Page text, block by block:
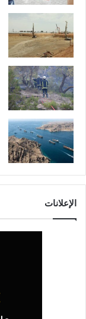
الإعلانات